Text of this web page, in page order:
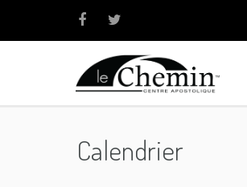
Calendrier